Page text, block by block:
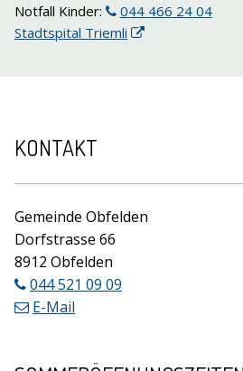
Notfall Kinder:
044 466 24 04
Stadtspital Triemli
Footer
KONTAKT
Gemeinde Obfelden
Dorfstrasse 66
8912 Obfelden
044 521 09 09
E-Mail